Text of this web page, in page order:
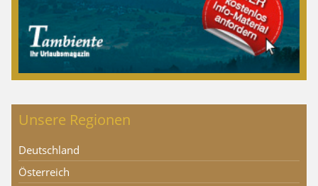
Unsere Regionen
Deutschland
Österreich